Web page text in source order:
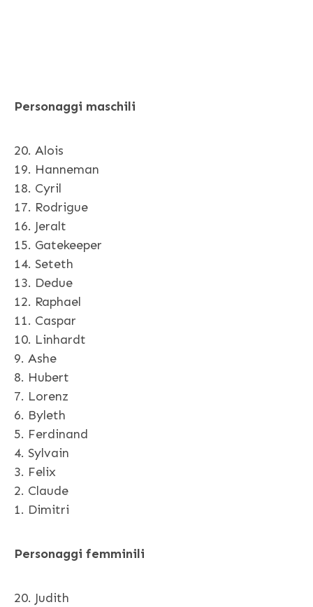
Personaggi maschili
20. Alois
19. Hanneman
18. Cyril
17. Rodrigue
16. Jeralt
15. Gatekeeper
14. Seteth
13. Dedue
12. Raphael
11. Caspar
10. Linhardt
9. Ashe
8. Hubert
7. Lorenz
6. Byleth
5. Ferdinand
4. Sylvain
3. Felix
2. Claude
1. Dimitri
Personaggi femminili
20. Judith